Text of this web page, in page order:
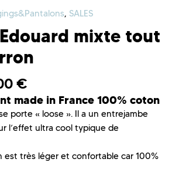
, SALES
mixte tout
€
made in France 100% coton
porte « loose ». Il a un entrejambe
l’effet ultra cool typique de
est très léger et confortable car 100%